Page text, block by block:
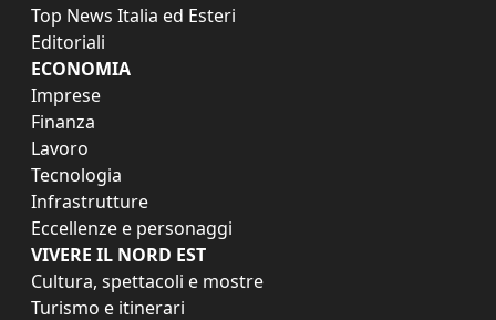
Top News Italia ed Esteri
Editoriali
ECONOMIA
Imprese
Finanza
Lavoro
Tecnologia
Infrastrutture
Eccellenze e personaggi
VIVERE IL NORD EST
Cultura, spettacoli e mostre
Turismo e itinerari